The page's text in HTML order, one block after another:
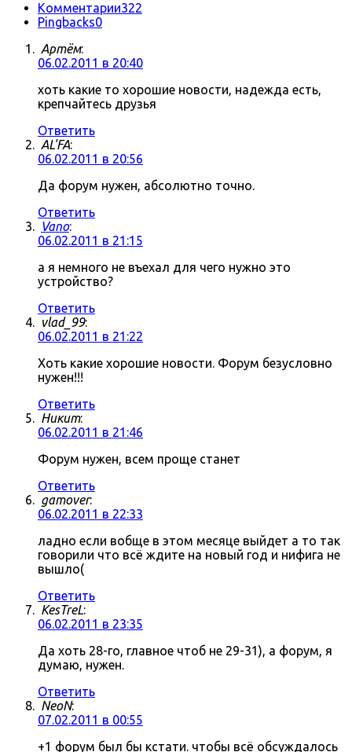
Комментарии322
Pingbacks0
Артём:
06.02.2011 в 20:40
хоть какие то хорошие новости, надежда есть,
крепчайтесь друзья
Ответить
AL'FA:
06.02.2011 в 20:56
Да форум нужен, абсолютно точно.
Ответить
Vano:
06.02.2011 в 21:15
а я немного не въехал для чего нужно это
устройство?
Ответить
vlad_99:
06.02.2011 в 21:22
Хоть какие хорошие новости. Форум безусловно
нужен!!!
Ответить
Никит:
06.02.2011 в 21:46
Форум нужен, всем проще станет
Ответить
gamover:
06.02.2011 в 22:33
ладно если вобще в этом месяце выйдет а то так
говорили что всё ждите на новый год и нифига не
вышло(
Ответить
KesTreL:
06.02.2011 в 23:35
Да хоть 28-го, главное чтоб не 29-31), а форум, я
думаю, нужен.
Ответить
NeoN:
07.02.2011 в 00:55
+1 форум был бы кстати. чтобы всё обсуждалось